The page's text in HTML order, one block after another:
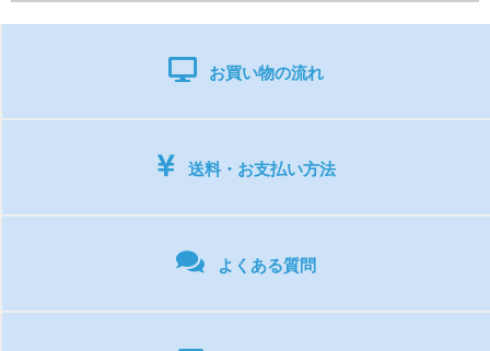
お買い物の流れ
送料・お支払い方法
よくある質問